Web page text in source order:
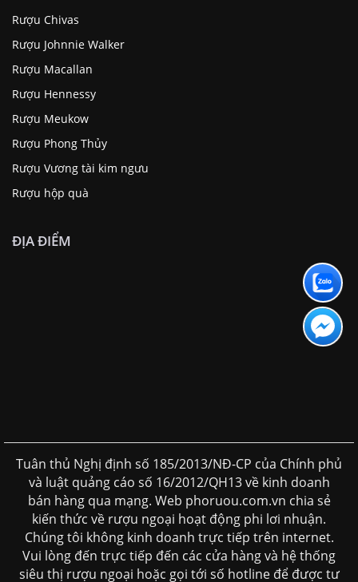
Rượu Chivas
Rượu Johnnie Walker
Rượu Macallan
Rượu Hennessy
Rượu Meukow
Rượu Phong Thủy
Rượu Vương tài kim ngưu
Rượu hộp quà
ĐỊA ĐIỂM
Tuân thủ Nghị định số 185/2013/NĐ-CP của Chính phủ
và luật quảng cáo số 16/2012/QH13 về kinh doanh
bán hàng qua mạng. Web phoruou.com.vn chia sẻ
kiến thức về rượu ngoại hoạt động phi lơi nhuận.
Chúng tôi không kinh doanh trực tiếp trên internet.
Vui lòng đến trực tiếp đến các cửa hàng và hệ thống
siêu thị rượu ngoại hoặc gọi tới số hotline để được tư